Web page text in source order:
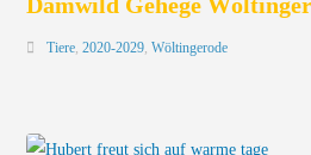
Tiere,2020-2029,Wöltingerode